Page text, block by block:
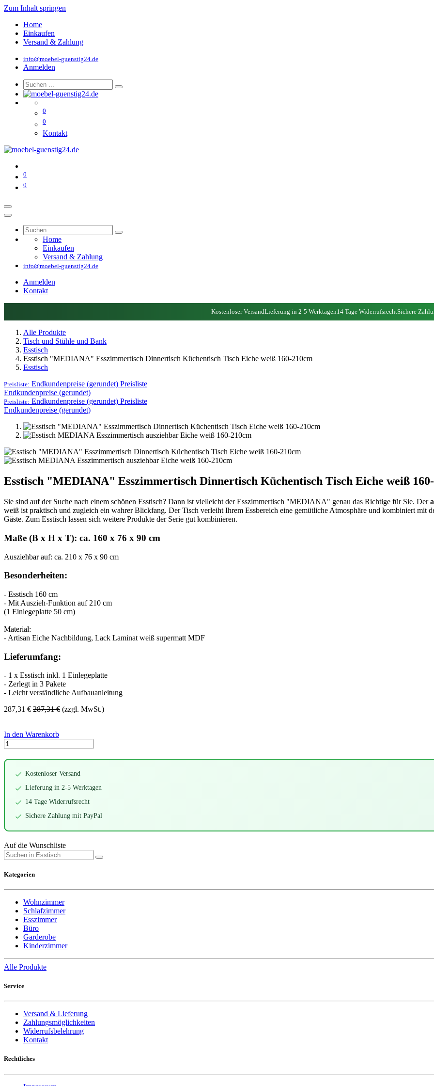
Zum Inhalt springen
Home
Einkaufen
Versand & Zahlung
info@moebel-guenstig24.de
Anmelden
0
0
Kontakt
0
0
Home
Einkaufen
Versand & Zahlung
info@moebel-guenstig24.de
Anmelden
Kontakt
Kostenloser VersandLieferung in 2-5 Werktagen14 Tage WiderrufsrechtSichere
Alle Produkte
Tisch und Stühle und Bank
Esstisch
Esstisch "MEDIANA" Esszimmertisch Dinnertisch Küchentisch Tisch Eiche weiß 160-210cm
Esstisch
Preisliste: Endkundenpreise (gerundet) Preisliste
Endkundenpreise (gerundet)
Preisliste: Endkundenpreise (gerundet) Preisliste
Endkundenpreise (gerundet)
Esstisch "MEDIANA" Esszimmertisch Dinnertisch Küchentisch Tisch Eiche weiß
Sie sind auf der Suche nach einem schönen Esstisch? Dann ist vielleicht der Esszimmertisch "MEDIANA" genau das Richtige für Sie. Der
weiß ist praktisch und zugleich ein wahrer Blickfang. Der Tisch verleiht Ihrem Essbereich eine gemütliche Atmosphäre und kombiniert mit
Gäste. Zum Esstisch lassen sich weitere Produkte der Serie gut kombinieren.
Maße (B x H x T): ca. 160 x 76 x 90 cm
Ausziehbar auf: ca. 210 x 76 x 90 cm
Besonderheiten:
- Esstisch 160 cm
- Mit Auszieh-Funktion auf 210 cm
(1 Einlegeplatte 50 cm)
Material:
- Artisan Eiche Nachbildung, Lack Laminat weiß supermatt MDF
Lieferumfang:
- 1 x Esstisch inkl. 1 Einlegeplatte
- Zerlegt in 3 Pakete
- Leicht verständliche Aufbauanleitung
287,31 € 287,31€ (zzgl. MwSt.)
In den Warenkorb
Kostenloser Versand
Lieferung in 2-5 Werktagen
14 Tage Widerrufsrecht
Sichere Zahlung mit PayPal
Auf die Wunschliste
Kategorien
Wohnzimmer
Schlafzimmer
Esszimmer
Büro
Garderobe
Kinderzimmer
Alle Produkte
Service
Versand & Lieferung
Zahlungsmöglichkeiten
Widerrufsbelehrung
Kontakt
Rechtliches